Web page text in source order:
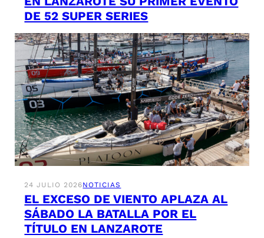
DE 52 SUPER SERIES
24 JULIO 2026NOTICIAS
EL EXCESO DE VIENTO APLAZA AL
SÁBADO LA BATALLA POR EL
TÍTULO EN LANZAROTE